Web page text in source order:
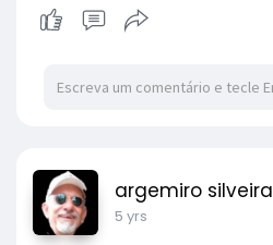
argemiro silveira
5 yrs